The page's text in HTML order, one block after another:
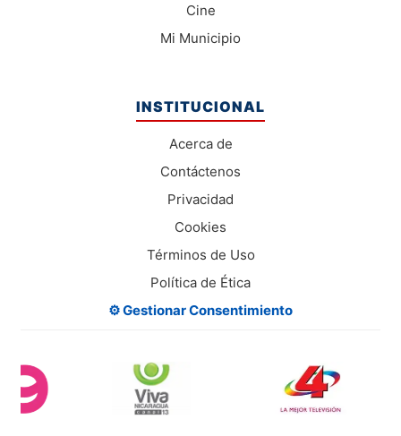
Cine
Mi Municipio
INSTITUCIONAL
Acerca de
Contáctenos
Privacidad
Cookies
Términos de Uso
Política de Ética
⚙️ Gestionar Consentimiento